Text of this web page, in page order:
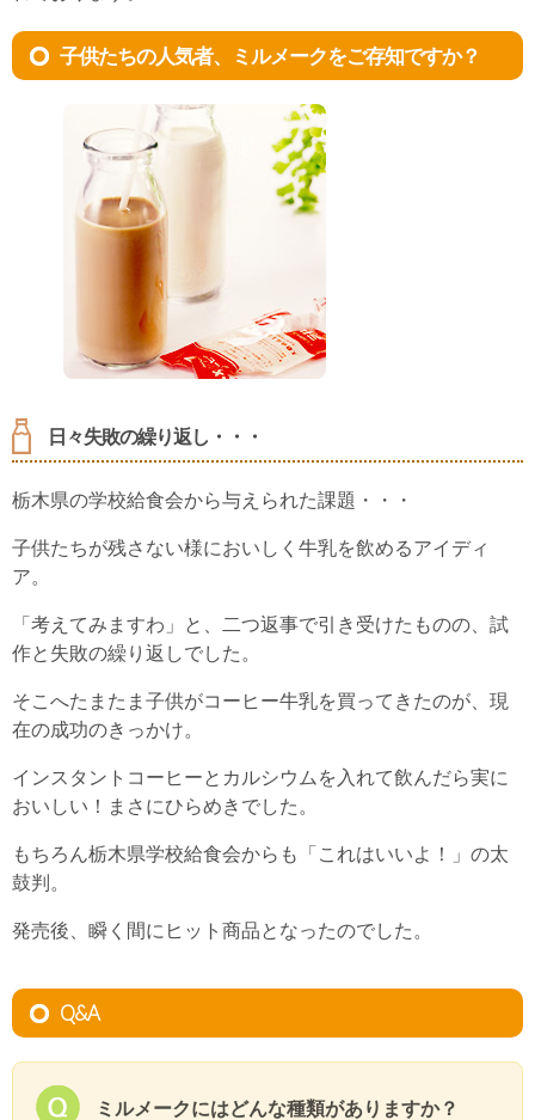
子供たちの人気者、ミルメークをご存知ですか？
日々失敗の繰り返し・・・
栃木県の学校給食会から与えられた課題・・・
子供たちが残さない様においしく牛乳を飲めるアイディ
ア。
「考えてみますわ」と、二つ返事で引き受けたものの、試
作と失敗の繰り返しでした。
そこへたまたま子供がコーヒー牛乳を買ってきたのが、現
在の成功のきっかけ。
インスタントコーヒーとカルシウムを入れて飲んだら実に
おいしい！まさにひらめきでした。
もちろん栃木県学校給食会からも「これはいいよ！」の太
鼓判。
発売後、瞬く間にヒット商品となったのでした。
Q&A
ミルメークにはどんな種類がありますか？